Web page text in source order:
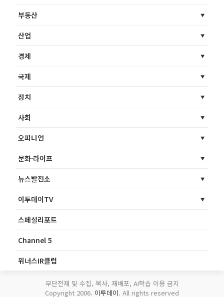
부동산
산업
경제
국제
정치
사회
오피니언
문화·라이프
뉴스발전소
이투데이TV
스페셜리포트
Channel 5
위너스IR클럽
무단전재 및 수집, 복사, 재배포, AI학습 이용 금지
Copyright 2006. 이투데이. All rights reserved